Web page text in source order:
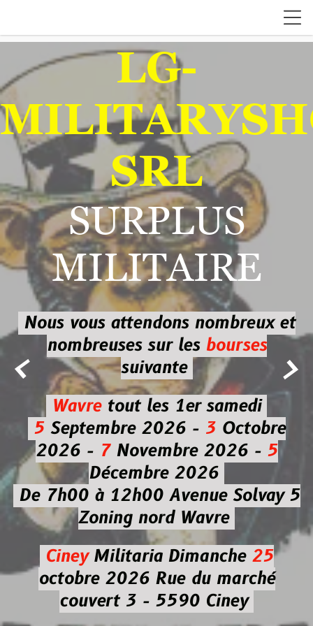
 
LG-
SRL
SURPLUS
MILITAIRE
Nous vous attendons nombreux et
nombreuses sur les bourses
suivante
Wavretout les 1er samedi
5Septembre 2026 - 3Octobre
2026 -7Novembre 2026 - 5
Décembre 2026
De 7h00 à 12h00 Avenue Solvay 5
Zoning nord Wavre
CineyMilitaria Dimanche 25
octobre 2026Rue du marché
couvert 3 - 5590 Ciney